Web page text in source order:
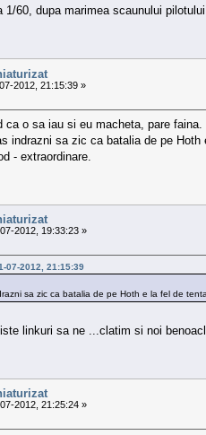
1/60, dupa marimea scaunului
2012, 21:15:39 »
ca o sa iau si eu macheta, pare faina.
indrazni sa zic ca batalia de pe
- extraordinare.
2012, 19:33:23 »
07-2012, 21:15:39
sa zic ca batalia de pe Hoth e la fel de
linkuri sa ne ...clatim si noi
2012, 21:25:24 »